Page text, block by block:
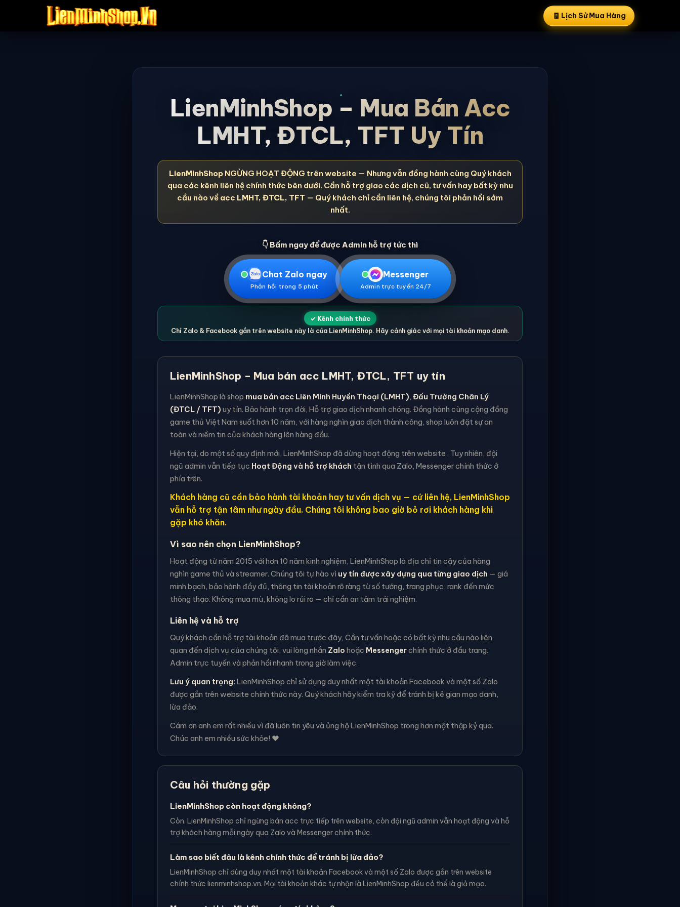
🧾 Lịch Sử Mua Hàng
LienMinhShop – Mua Bán Acc
LMHT, ĐTCL, TFT Uy Tín
LienMinhShopNGỪNG HOẠT ĐỘNG trên website — Nhưng vẫn đồng hành cùng Quý khách
qua các kênh liên hệ chính thức bên dưới. Cần hỗ trợ giao các dịch cũ, tư vấn hay bất kỳ nhu
cầu nào về acc LMHT, ĐTCL, TFT — Quý khách chỉ cần liên hệ, chúng tôi phản hồi sớm
nhất.
👇 Bấm ngay để được Admin hỗ trợ tức thì
Chat Zalo ngay
Phản hồi trong 5 phút
Messenger
Admin trực tuyến 24/7
✓ Kênh chính thức
Chỉ Zalo & Facebook gắn trên website này là của LienMinhShop. Hãy cảnh giác với mọi tài khoản mạo danh.
LienMinhShop – Mua bán acc LMHT, ĐTCL, TFT uy tín
LienMinhShop là shop mua bán acc Liên Minh Huyền Thoại (LMHT), Đấu Trường Chân Lý
(ĐTCL / TFT) uy tín. Bảo hành trọn đời, Hỗ trợ giao dịch nhanh chóng. Đồng hành cùng cộng đồng
game thủ Việt Nam suốt hơn 10 năm, với hàng nghìn giao dịch thành công, shop luôn đặt sự an
toàn và niềm tin của khách hàng lên hàng đầu.
Hiện tại, do một số quy định mới, LienMinhShop đã dừng hoạt động trên website . Tuy nhiên, đội
ngũ admin vẫn tiếp tục Hoạt Động và hỗ trợ khách tận tình qua Zalo, Messenger chính thức ở
phía trên.
Khách hàng cũ cần bảo hành tài khoản hay tư vấn dịch vụ — cứ liên hệ, LienMinhShop
vẫn hỗ trợ tận tâm như ngày đầu. Chúng tôi không bao giờ bỏ rơi khách hàng khi
gặp khó khăn.
Vì sao nên chọn LienMinhShop?
Hoạt động từ năm 2015 với hơn 10 năm kinh nghiệm, LienMinhShop là địa chỉ tin cậy của hàng
nghìn game thủ và streamer. Chúng tôi tự hào vì uy tín được xây dựng qua từng giao dịch — giá
minh bạch, bảo hành đầy đủ, thông tin tài khoản rõ ràng từ số tướng, trang phục, rank đến mức
thông thạo. Không mua mù, không lo rủi ro — chỉ cần an tâm trải nghiệm.
Liên hệ và hỗ trợ
Quý khách cần hỗ trợ tài khoản đã mua trước đây, Cần tư vấn hoặc có bất kỳ nhu cầu nào liên
quan đến dịch vụ của chúng tôi, vui lòng nhắn Zalo hoặc Messengerchính thức ở đầu trang.
Admin trực tuyến và phản hồi nhanh trong giờ làm việc.
Lưu ý quan trọng: LienMinhShop chỉ sử dụng duy nhất một tài khoản Facebook và một số Zalo
được gắn trên website chính thức này. Quý khách hãy kiểm tra kỹ để tránh bị kẻ gian mạo danh,
lừa đảo.
Cám ơn anh em rất nhiều vì đã luôn tin yêu và ủng hộ LienMinhShop trong hơn một thập kỷ qua.
Chúc anh em nhiều sức khỏe! ❤️
Câu hỏi thường gặp
LienMinhShop còn hoạt động không?
Còn. LienMinhShop chỉ ngừng bán acc trực tiếp trên website, còn đội ngũ admin vẫn hoạt động và hỗ
trợ khách hàng mỗi ngày qua Zalo và Messenger chính thức.
Làm sao biết đâu là kênh chính thức để tránh bị lừa đảo?
LienMinhShop chỉ dùng duy nhất một tài khoản Facebook và một số Zalo được gắn trên website
chính thức lienminhshop.vn. Mọi tài khoản khác tự nhận là LienMinhShop đều có thể là giả mạo.